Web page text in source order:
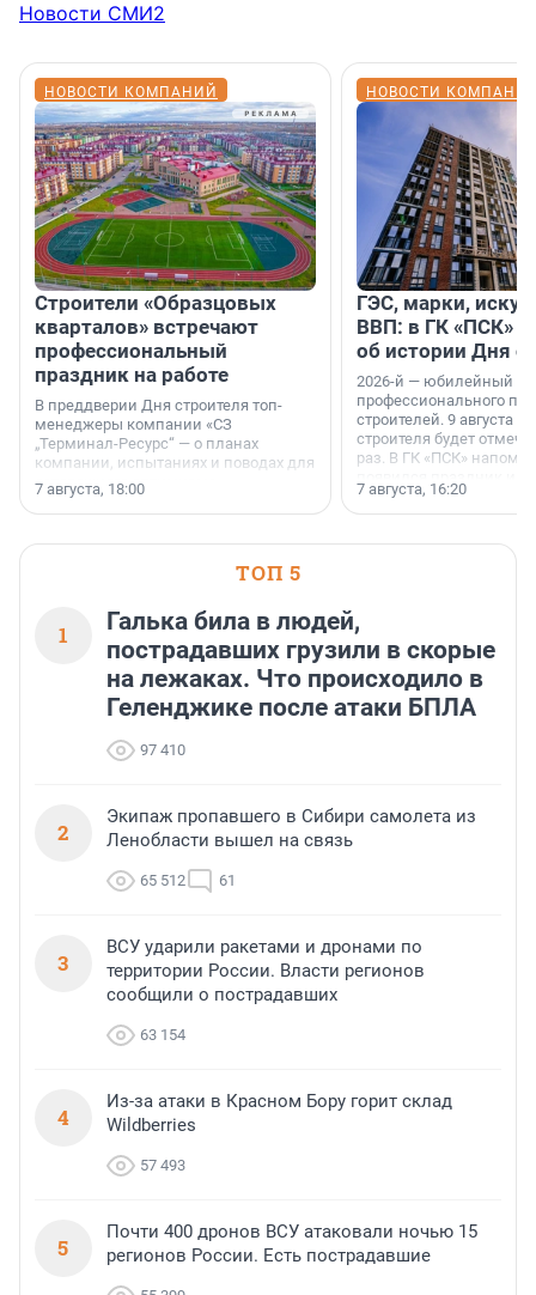
Новости СМИ2
НОВОСТИ КОМПАНИЙ
Строители «Образцовых
кварталов» встречают
профессиональный
праздник на работе
В преддверии Дня строителя топ-
менеджеры компании «СЗ
„Терминал-Ресурс“ — о планах
компании, испытаниях и поводах для
осторожного оптимизма.
7 августа, 18:00
НОВОСТИ
ГЭС, марки,
ВВП: в ГК «ПСК»
об истории Дня
2026-й — юбилейный
профессионального
строителей. 9 августа
строителя будет
раз. В ГК «ПСК»
поменялась роль
7 августа, 16:20
ТОП 5
1
Галька била в людей,
пострадавших грузили в скорые
на лежаках. Что происходило в
Геленджике после атаки БПЛА
97 410
2
Экипаж пропавшего в Сибири самолета из
Ленобласти вышел на связь
65 512 61
3
ВСУ ударили ракетами и дронами по
территории России. Власти регионов
сообщили о пострадавших
63 154
4
Из-за атаки в Красном Бору горит склад
Wildberries
57 493
5
Почти 400 дронов ВСУ атаковали ночью 15
регионов России. Есть пострадавшие